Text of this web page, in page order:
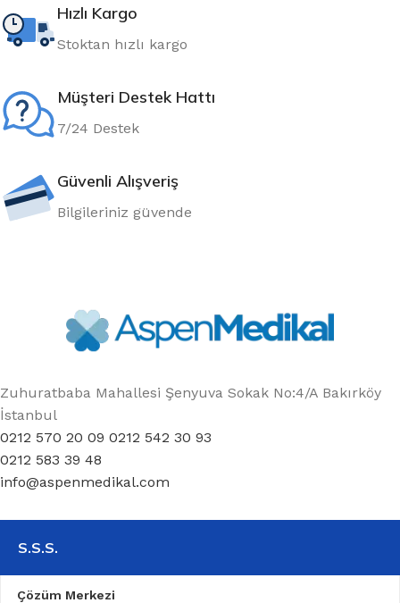
Hızlı Kargo
Stoktan hızlı kargo
Müşteri Destek Hattı
7/24 Destek
Güvenli Alışveriş
Bilgileriniz güvende
Zuhuratbaba Mahallesi Şenyuva Sokak No:4/A Bakırköy
İstanbul
0212 570 20 09 0212 542 30 93
0212 583 39 48
info@aspenmedikal.com
S.S.S.
Çözüm Merkezi